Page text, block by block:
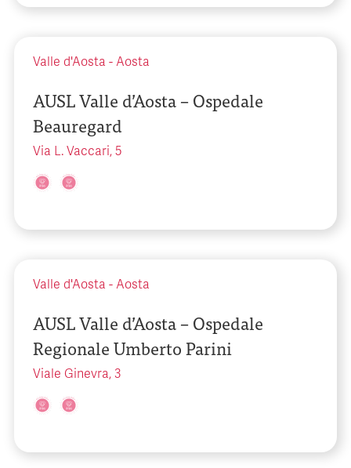
Valle d'Aosta - Aosta
AUSL Valle d’Aosta – Ospedale
Beauregard
Via L. Vaccari, 5
Valle d'Aosta - Aosta
AUSL Valle d’Aosta – Ospedale
Regionale Umberto Parini
Viale Ginevra, 3